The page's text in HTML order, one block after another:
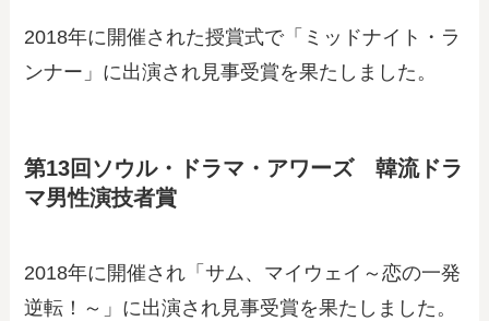
2018年に開催された授賞式で「ミッドナイト・ラ
ンナー」に出演され見事受賞を果たしました。
第13回ソウル・ドラマ・アワーズ 韓流ドラ
マ男性演技者賞
2018年に開催され「サム、マイウェイ～恋の一発
逆転！～」に出演され見事受賞を果たしました。